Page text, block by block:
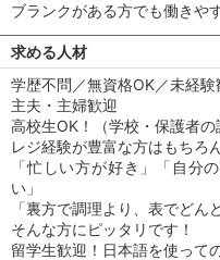
ブランクがある方でも働きや
求める人材
学歴不問／無資格OK／未経験
主夫・主婦歓迎
高校生OK！（学校・保護者
レジ経験が豊富な方はもちろ
「忙しい方が好き」「自分
い」
「裏方で調理より、表でどん
そんな方にピッタリです！
留学生歓迎！日本語を使って